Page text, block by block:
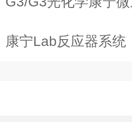
康宁Lab反应器系统